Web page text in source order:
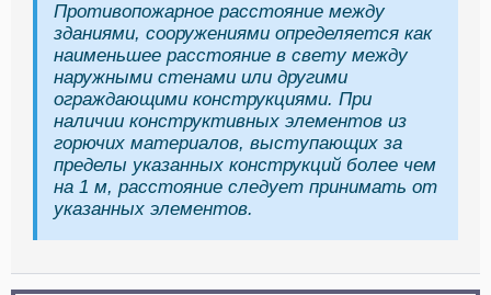
Противопожарное расстояние между
зданиями, сооружениями определяется как
наименьшее расстояние в свету между
наружными стенами или другими
ограждающими конструкциями. При
наличии конструктивных элементов из
горючих материалов, выступающих за
пределы указанных конструкций более чем
на 1 м, расстояние следует принимать от
указанных элементов.